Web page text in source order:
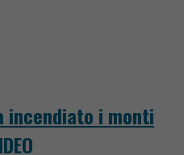
incendiato i monti